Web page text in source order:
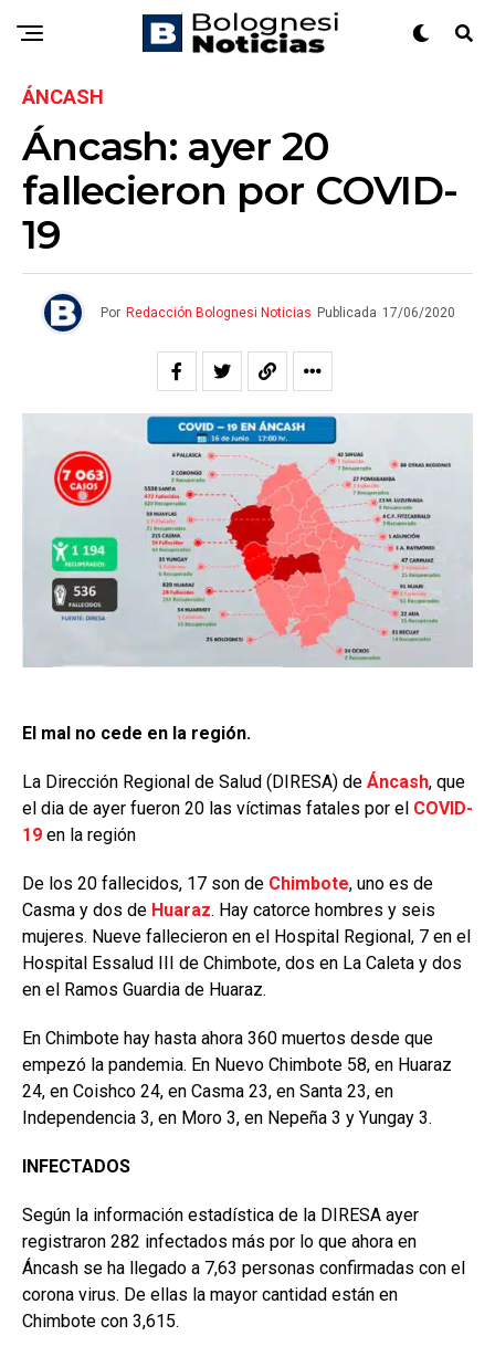
ÁNCASH
Áncash: ayer 20
fallecieron por COVID-
19
Por Redacción Bolognesi Noticias Publicada 17/06/2020
El mal no cede en la región.
La Dirección Regional de Salud (DIRESA) de Áncash, que
el dia de ayer fueron 20 las víctimas fatales por el COVID-
19 en la región
De los 20 fallecidos, 17 son de Chimbote, uno es de
Casma y dos de Huaraz. Hay catorce hombres y seis
mujeres. Nueve fallecieron en el Hospital Regional, 7 en el
Hospital Essalud III de Chimbote, dos en La Caleta y dos
en el Ramos Guardia de Huaraz.
En Chimbote hay hasta ahora 360 muertos desde que
empezó la pandemia. En Nuevo Chimbote 58, en Huaraz
24, en Coishco 24, en Casma 23, en Santa 23, en
Independencia 3, en Moro 3, en Nepeña 3 y Yungay 3.
INFECTADOS
Según la información estadística de la DIRESA ayer
registraron 282 infectados más por lo que ahora en
Áncash se ha llegado a 7,63 personas confirmadas con el
corona virus. De ellas la mayor cantidad están en
Chimbote con 3,615.